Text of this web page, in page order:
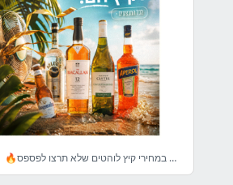
העשירייה שסחפה את יולי ☀️ במחירי קיץ לוהטים שלא תרצו לפספס🔥 | פרסומת